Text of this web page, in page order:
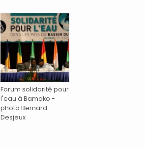
Forum solidarité pour
l'eau à Bamako -
photo Bernard
Desjeux